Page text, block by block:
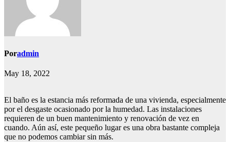
Poradmin
May 18, 2022
El baño es la estancia más reformada de una vivienda, especialmente
por el desgaste ocasionado por la humedad. Las instalaciones
requieren de un buen mantenimiento y renovación de vez en
cuando. Aún así, este pequeño lugar es una obra bastante compleja
que no podemos cambiar sin más.